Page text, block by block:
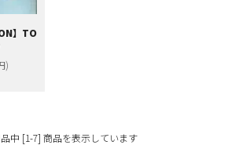
】TO
)
中 [1-7] 商品を表示しています